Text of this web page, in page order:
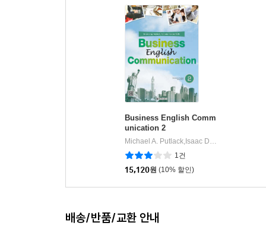
Business English Comm
unication 2
Michael A. Putlack,Isaac Durst 공저
1건
15,120원 (10% 할인)
배송/반품/교환 안내